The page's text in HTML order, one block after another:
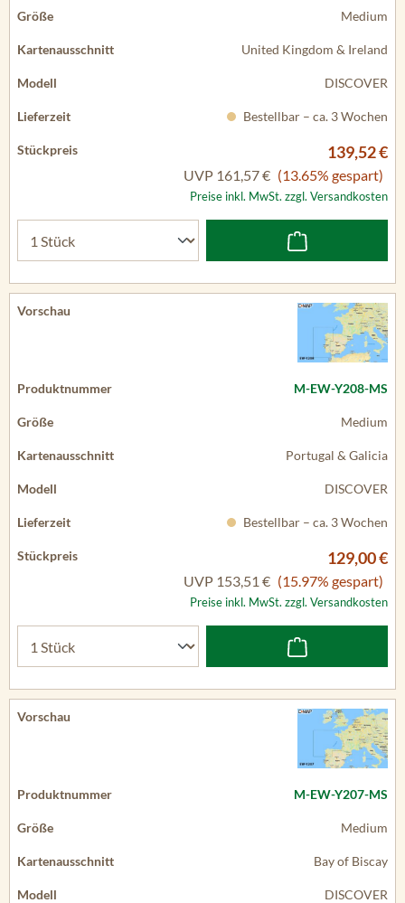
Medium
United Kingdom & Ireland
DISCOVER
Bestellbar – ca. 3 Wochen
139,52 €
UVP 161,57 € (13.65% gespart)
Preise inkl. MwSt. zzgl. Versandkosten
M-EW-Y208-MS
Medium
Portugal & Galicia
DISCOVER
Bestellbar – ca. 3 Wochen
129,00 €
UVP 153,51 € (15.97% gespart)
Preise inkl. MwSt. zzgl. Versandkosten
M-EW-Y207-MS
Medium
Bay of Biscay
DISCOVER